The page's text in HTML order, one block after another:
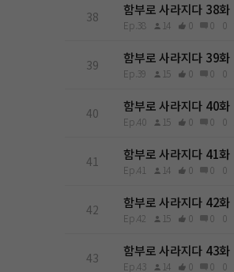
38 함부로 사라지다 38화
Ep.38 14 0 0 0
39 함부로 사라지다 39화
Ep.39 15 0 0 0
40 함부로 사라지다 40화
Ep.40 15 0 0 0
41 함부로 사라지다 41화
Ep.41 14 0 0 0
42 함부로 사라지다 42화
Ep.42 15 0 0 0
43 함부로 사라지다 43화
Ep.43 14 0 0 0